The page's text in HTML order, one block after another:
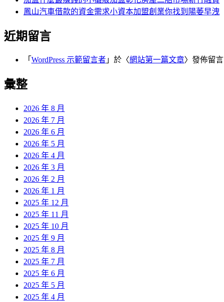
鳳山汽車借款的資金需求小資本加盟創業你找到陽萎早洩
近期留言
「 WordPress 示範留言者 」於〈網站第一篇文章〉發佈留言
彙整
2026 年 8 月
2026 年 7 月
2026 年 6 月
2026 年 5 月
2026 年 4 月
2026 年 3 月
2026 年 2 月
2026 年 1 月
2025 年 12 月
2025 年 11 月
2025 年 10 月
2025 年 9 月
2025 年 8 月
2025 年 7 月
2025 年 6 月
2025 年 5 月
2025 年 4 月